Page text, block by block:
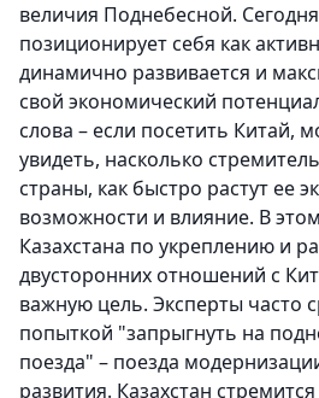
величия Поднебесной.
позиционирует себя как
динамично развивается и
свой экономический
слова – если посетить Китай,
увидеть, насколько
страны, как быстро растут ее
возможности и влияние. В
Казахстана по укреплению и
двусторонних отношений с
важную цель. Эксперты часто
попыткой "запрыгнуть на
поезда" – поезда
развития. Казахстан